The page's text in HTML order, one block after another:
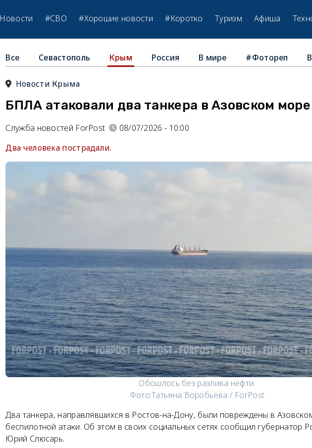
Новости #СВО #Хорошие новости #Коротко Туризм Афиша
Все Севастополь Крым Россия В мире #Фотореп
Новости Крыма
БПЛА атаковали два танкера в Азовском море
Служба новостей ForPost
08/07/2026 - 10:00
Два человека пострадали.
Обошлось без разлива нефти.
Фото:Татьяна Воробьёва / ForPost
Два танкера, направлявшихся в Ростов-на-Дону, были повреждены в
беспилотной атаки. Об этом в своих социальных сетях сообщил губернатор
Юрий Слюсарь.